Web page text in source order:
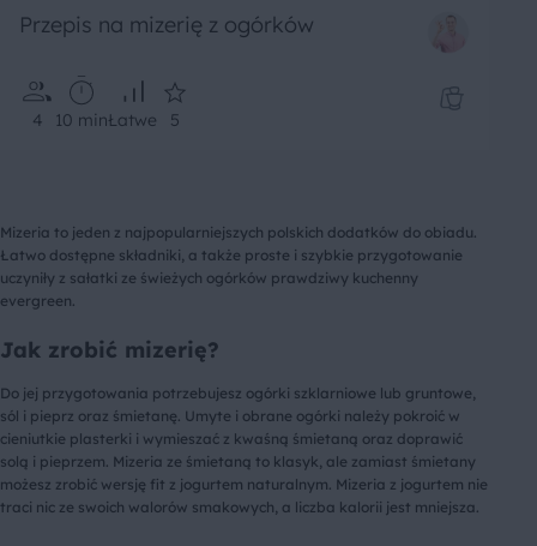
Przepis na mizerię z ogórków
4 10 minŁatwe 5
Mizeria to jeden z najpopularniejszych polskich dodatków do obiadu.
Łatwo dostępne składniki, a także proste i szybkie przygotowanie
uczyniły z sałatki ze świeżych ogórków prawdziwy kuchenny
evergreen.
Jak zrobić mizerię?
Do jej przygotowania potrzebujesz ogórki szklarniowe lub gruntowe,
sól i pieprz oraz śmietanę. Umyte i obrane ogórki należy pokroić w
cieniutkie plasterki i wymieszać z kwaśną śmietaną oraz doprawić
solą i pieprzem. Mizeria ze śmietaną to klasyk, ale zamiast śmietany
możesz zrobić wersję fit z jogurtem naturalnym. Mizeria z jogurtem nie
traci nic ze swoich walorów smakowych, a liczba kalorii jest mniejsza.